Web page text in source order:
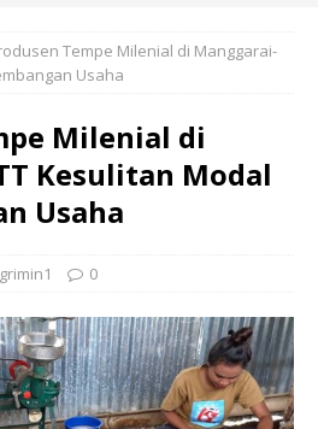
Tempe Milenial di Manggarai-
Usaha
Milenial di
Kesulitan Modal
Usaha
0